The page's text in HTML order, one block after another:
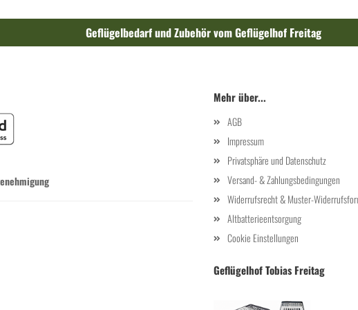
Geflügelbedarf und Zubehör vom Geflügelhof Freitag
Mehr über...
AGB
Impressum
Privatsphäre und Datenschutz
Versand- & Zahlungsbedingungen
Widerrufsrecht & Muster-
Altbatterieentsorgung
Cookie Einstellungen
Geflügelhof Tobias Freitag